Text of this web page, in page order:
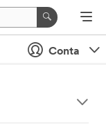
Conta